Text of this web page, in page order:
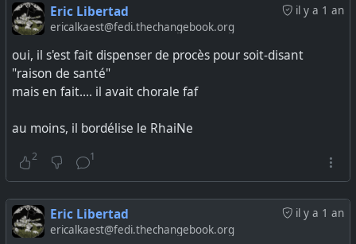
RSS. Bien qu'ayant fait l'objet d'audits de sécurité, il n'est
actuellement pas compatible avecTails
similaires. Pour discuter, deux comptes doivent échanger
des liens ou des codes QR.
Delta Chatest décentralisé et ne nécessite pas de
numéro de téléphone. Moins résistant aux fuites de
métadonnées que Signal, il permet néanmoins de créer
facilement de nouveaux comptes. L'absence de
confidentialité persistante rend possible le déchiffrement
divulguée. Les développeurs prévoient d'intégrer la
confidentialité persistante et le chiffrement post-
il y a 1 an
Eric Libertad
ericalkaest@fedi.thechangebook.org
oui, il s'est fait dispenser de procès pour soit-disant
"raison de santé"
mais en fait.... il avait chorale faf
au moins, il bordélise le RhaiNe
2 1
il y a 1 an
Eric Libertad
ericalkaest@fedi.thechangebook.org